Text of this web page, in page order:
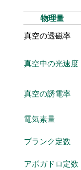
物理量
真空の透磁率
真空中の光速度
真空の誘電率
電気素量
プランク定数
アボガドロ定数